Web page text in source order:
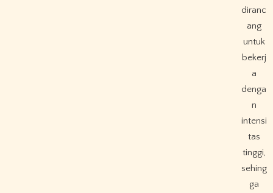
diranc
ang
untuk
bekerj
a
denga
n
intensi
tas
tinggi,
sehing
ga